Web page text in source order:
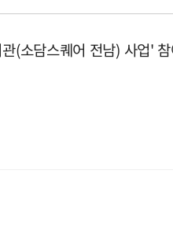
(소담스퀘어 전남) 사업'